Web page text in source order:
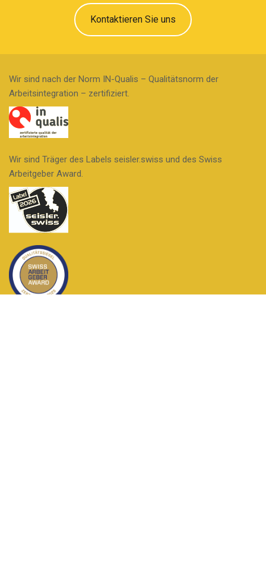
Kontaktieren Sie uns
Wir sind nach der Norm IN-Qualis – Qualitätsnorm der
Arbeitsintegration – zertifiziert.
Wir sind Träger des Labels seisler.swiss und des Swiss
Arbeitgeber Award.